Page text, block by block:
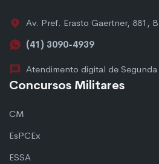
Av. Pref. Erasto Gaertner, 881,
(41) 3090-4939
Atendimento digital de Segunda
Concursos Militares
CM
EsPCEx
ESSA